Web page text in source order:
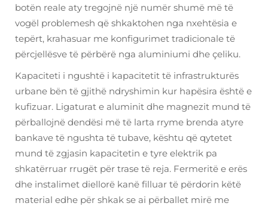
botën reale aty tregojnë një numër shumë më të
vogël problemesh që shkaktohen nga nxehtësia e
tepërt, krahasuar me konfigurimet tradicionale të
përcjellësve të përbërë nga aluminiumi dhe çeliku.
Kapaciteti i ngushtë i kapacitetit të infrastrukturës
urbane bën të gjithë ndryshimin kur hapësira është e
kufizuar. Ligaturat e aluminit dhe magnezit mund të
përballojnë dendësi më të larta rryme brenda atyre
bankave të ngushta të tubave, kështu që qytetet
mund të zgjasin kapacitetin e tyre elektrik pa
shkatërruar rrugët për trase të reja. Fermeritë e erës
dhe instalimet diellorë kanë filluar të përdorin këtë
material edhe për shkak se ai përballet mirë me